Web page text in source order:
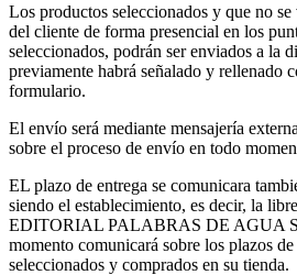
Los productos seleccionados y que no
del cliente de forma presencial en los
seleccionados, podrán ser enviados a la
previamente habrá señalado y rellenado
formulario.
El envío será mediante mensajería
sobre el proceso de envío en todo
EL plazo de entrega se comunicara
siendo el establecimiento, es decir, la
EDITORIAL PALABRAS DE AGUA
momento comunicará sobre los plazos
seleccionados y comprados en su tienda.